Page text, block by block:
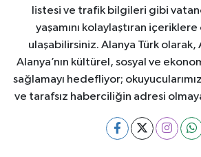
listesi ve trafik bilgileri gibi
yaşamını kolaylaştıran içeriklere
ulaşabilirsiniz. Alanya Türk olarak,
Alanya’nın kültürel, sosyal ve
sağlamayı hedefliyor;
ve tarafsız haberciliğin adresi